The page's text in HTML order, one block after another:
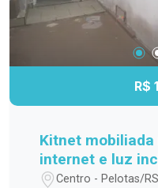
transporte público e
serviços, trazendo
de conhecer este
e agende sua visita
R$
Kitnet
internet e luz
Centro - Pelotas/RS